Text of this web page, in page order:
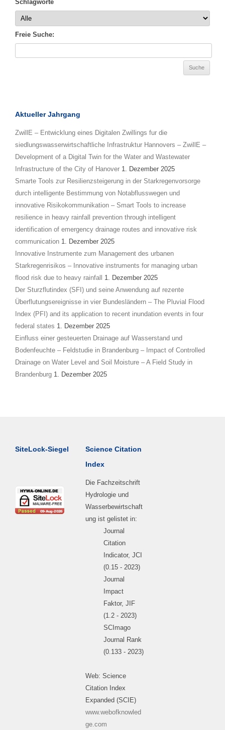
Schlagworte
Freie Suche:
Aktueller Jahrgang
ZwillE – Entwicklung eines Digitalen Zwillings fur die
siedlungswasserwirtschaftliche Infrastruktur Hannovers – ZwillE –
Development of a Digital Twin for the Water and Wastewater
Infrastructure of the City of Hanover 1. Dezember 2025
Smarte Tools zur Resilienzsteigerung in der Starkregenvorsorge
durch intelligente Bestimmung von Notabflusswegen und
innovative Risikokommunikation – Smart Tools to increase
resilience in heavy rainfall prevention through intelligent
identification of emergency drainage routes and innovative risk
communication 1. Dezember 2025
Innovative Instrumente zum Management des urbanen
Starkregenrisikos – Innovative instruments for managing urban
flood risk due to heavy rainfall
1. Dezember 2025
Der Sturzflutindex (SFI) und seine Anwendung auf rezente
Überflutungsereignisse in vier Bundesländern – The Pluvial Flood
Index (PFI) and its application to recent inundation events in four
federal states 1. Dezember 2025
Einfluss einer gesteuerten Drainage auf Wasserstand und
Bodenfeuchte – Feldstudie in Brandenburg – Impact of Controlled
Drainage on Water Level and Soil Moisture – A Field Study in
Brandenburg 1. Dezember 2025
SiteLock-Siegel
Science Citation
Index
Die Fachzeitschrift
Hydrologie und
Wasserbewirtschaft
ung ist gelistet in:
Journal
Citation
Indicator, JCI
(0.15 - 2023)
Journal
Impact
Faktor, JIF
(1.2 - 2023)
SCImago
Journal Rank
(0.133 - 2023)
Web: Science
Citation Index
Expanded (SCIE)
www.webofknowled
ge.com